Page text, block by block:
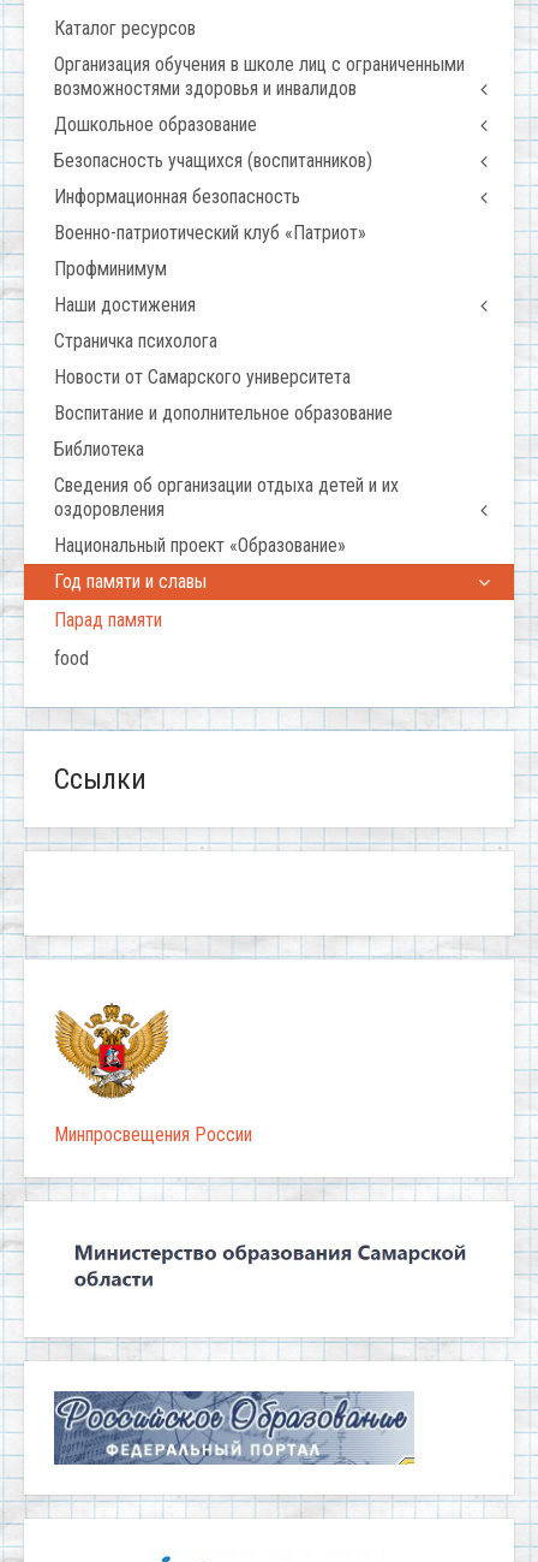
Каталог ресурсов
Организация обучения в школе лиц с ограниченными
возможностями здоровья и инвалидов
Дошкольное образование
Безопасность учащихся (воспитанников)
Информационная безопасность
Военно-патриотический клуб «Патриот»
Профминимум
Наши достижения
Страничка психолога
Новости от Самарского университета
Воспитание и дополнительное образование
Библиотека
Сведения об организации отдыха детей и их
оздоровления
Национальный проект «Образование»
Год памяти и славы
Парад памяти
food
Ссылки
Минпросвещения России